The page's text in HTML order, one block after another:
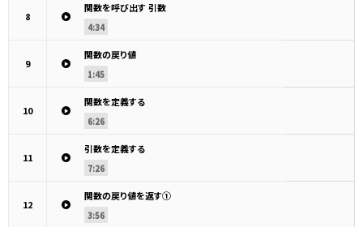
8
関数を呼び出す 引数
4:34
9
関数の戻り値
1:45
10
関数を定義する
6:26
11
引数を定義する
7:26
12
関数の戻り値を返す①
3:56